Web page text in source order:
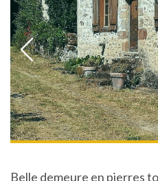
Belle demeure en pierres